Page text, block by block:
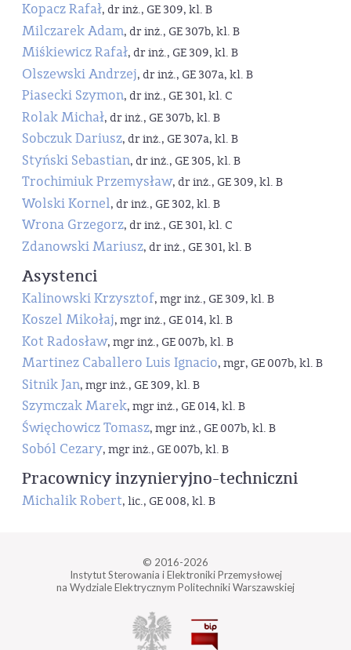
Kopacz Rafał, dr inż., GE 309, kl. B
Milczarek Adam, dr inż., GE 307b, kl. B
Miśkiewicz Rafał, dr inż., GE 309, kl. B
Olszewski Andrzej, dr inż., GE 307a, kl. B
Piasecki Szymon, dr inż., GE 301, kl. C
Rolak Michał, dr inż., GE 307b, kl. B
Sobczuk Dariusz, dr inż., GE 307a, kl. B
Styński Sebastian, dr inż., GE 305, kl. B
Trochimiuk Przemysław, dr inż., GE 309, kl. B
Wolski Kornel, dr inż., GE 302, kl. B
Wrona Grzegorz, dr inż., GE 301, kl. C
Zdanowski Mariusz, dr inż., GE 301, kl. B
Asystenci
Kalinowski Krzysztof, mgr inż., GE 309, kl. B
Koszel Mikołaj, mgr inż., GE 014, kl. B
Kot Radosław, mgr inż., GE 007b, kl. B
Martinez Caballero Luis Ignacio, mgr, GE 007b, kl. B
Sitnik Jan, mgr inż., GE 309, kl. B
Szymczak Marek, mgr inż., GE 014, kl. B
Święchowicz Tomasz, mgr inż., GE 007b, kl. B
Soból Cezary, mgr inż., GE 007b, kl. B
Pracownicy inzynieryjno-techniczni
Michalik Robert, lic., GE 008, kl. B
© 2016-2026
Instytut Sterowania i Elektroniki Przemysłowej
na Wydziale Elektrycznym Politechniki Warszawskiej